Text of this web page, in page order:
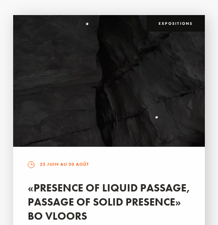
EXPOSITIONS
25 JUIN AU 30 AOÛT
«PRESENCE OF LIQUID PASSAGE,
PASSAGE OF SOLID PRESENCE»
BO VLOORS